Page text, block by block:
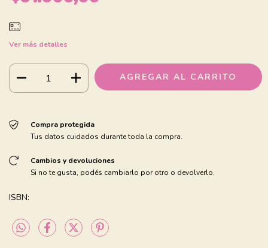
Ver más detalles
Compra protegida
Tus datos cuidados durante toda la compra.
Cambios y devoluciones
Si no te gusta, podés cambiarlo por otro o devolverlo.
ISBN: